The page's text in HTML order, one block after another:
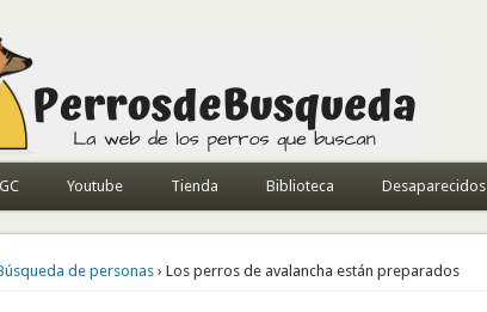
y detectores
Youtube Tienda Biblioteca Desaparecidos
de personas› Los perros de avalancha están preparados